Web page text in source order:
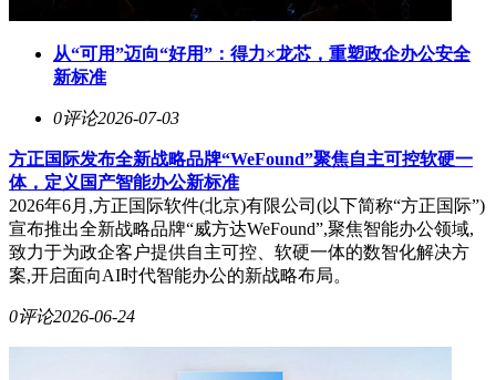
从“可用”迈向“好用”：得力×龙芯，重塑政企办公安全
新标准
0评论2026-07-03
方正国际发布全新战略品牌“WeFound”聚焦自主可控软硬一
体，定义国产智能办公新标准
2026年6月,方正国际软件(北京)有限公司(以下简称“方正国际”)
宣布推出全新战略品牌“威方达WeFound”,聚焦智能办公领域,
致力于为政企客户提供自主可控、软硬一体的数智化解决方
案,开启面向AI时代智能办公的新战略布局。
0评论2026-06-24